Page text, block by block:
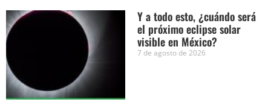
Y a todo esto, ¿cuándo será
el próximo eclipse solar
visible en México?
7 de agosto de 2026